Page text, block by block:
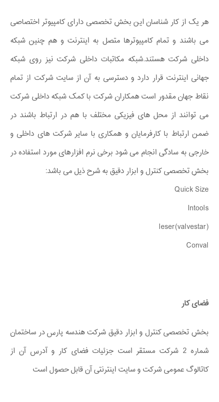
هر یک از کار شناسان این بخش تخصصی دارای کامپیوتر اختصاصی
می باشند و تمام کامپیوترها متصل به اینترنت و هم چنین شبکه
داخلی شرکت هستند.شبکه مکاتبات داخلی شرکت نیز روی شبکه
جهانی اینترنت قرار دارد و دسترسی به آن از سایت شرکت از تمام
نقاط جهان مقدور است همکاران شرکت با کمک شبکه داخلی شرکت
می توانند از محل های فیزیکی مختلف با هم در ارتباط باشند در
ضمن ارتباط با کارفرمایان و همکاری با سایر شرکت های داخلی و
خارجی به سادگی انجام می شود برخی نرم افزارهای مورد استفاده در
بخش تخصصی کنترل و ابزار دقیق به شرح ذیل می باشد:
Quick Size
Intools
(leser(valvestar
Conval
فضای کار
بخش تخصصی کنترل و ابزار دقیق شرکت هندسه پارس در ساختمان
شماره 2 شرکت مستقر است جزئیات فضای کار و آدرس آن از
کاتالوگ عمومی شرکت و سایت اینترنتی آن قابل حصول است